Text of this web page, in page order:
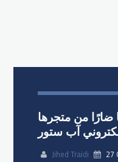
تطبيقًا ضارًا من متجرها
آب ستور
Jihed Traidi
27